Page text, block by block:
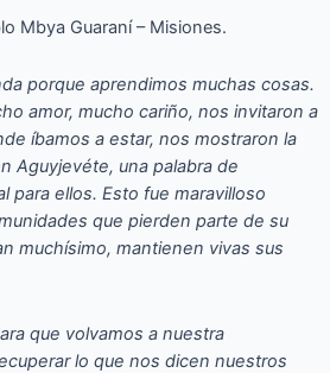
Mbya Guaraní – Misiones.
porque aprendimos muchas cosas.
amor, mucho cariño, nos invitaron a
íbamos a estar, nos mostraron la
Aguyjevéte, una palabra de
para ellos. Esto fue maravilloso
que pierden parte de su
muchísimo, mantienen vivas sus
que volvamos a nuestra
lo que nos dicen nuestros